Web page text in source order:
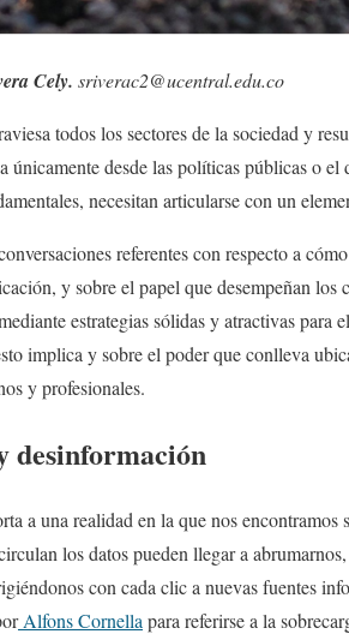
Cely. sriverac2@ucentral.edu.co
todos los sectores de la sociedad y
únicamente desde las políticas públicas o
necesitan articularse con un
referentes con respecto a
y sobre el papel que desempeñan
estrategias sólidas y atractivas para
implica y sobre el poder que conlleva
y profesionales.
desinformación
a una realidad en la que nos
los datos pueden llegar a
con cada clic a nuevas fuentes
Alfons Cornella para referirse a la